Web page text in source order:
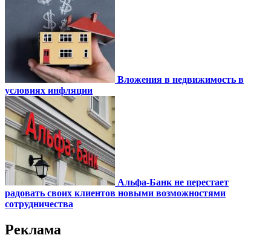
Вложения в недвижимость в
условиях инфляции
Альфа-Банк не перестает
радовать своих клиентов новыми возможностями
сотрудничества
Реклама